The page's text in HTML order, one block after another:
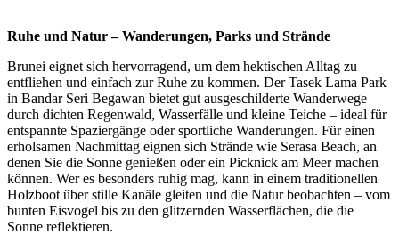
Ruhe und Natur – Wanderungen, Parks und Strände
Brunei eignet sich hervorragend, um dem hektischen Alltag zu
entfliehen und einfach zur Ruhe zu kommen. Der Tasek Lama Park
in Bandar Seri Begawan bietet gut ausgeschilderte Wanderwege
durch dichten Regenwald, Wasserfälle und kleine Teiche – ideal für
entspannte Spaziergänge oder sportliche Wanderungen. Für einen
erholsamen Nachmittag eignen sich Strände wie Serasa Beach, an
denen Sie die Sonne genießen oder ein Picknick am Meer machen
können. Wer es besonders ruhig mag, kann in einem traditionellen
Holzboot über stille Kanäle gleiten und die Natur beobachten – vom
bunten Eisvogel bis zu den glitzernden Wasserflächen, die die
Sonne reflektieren.